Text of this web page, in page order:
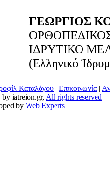
ΓΕΩΡΓΙΟΣ
ΙΔΡΥΤΙΚΟ
(Ελληνικό
Καταλόγου | Επικοινωνία |
iatreion.gr, All rights reserved
by Web Experts